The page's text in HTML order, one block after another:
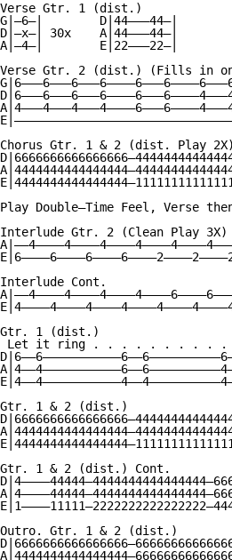
Verse Gtr. 1 (dist.)
G|—6—|        D|44———44—|
D|—x—| 30x    A|44———44—|
A|—4—|        E|22———22—|
Verse Gtr. 2 (dist.) (Fills in
Chorus Gtr. 1 & 2 (dist. Play 2X)
Play Double—Time Feel, Verse
Interlude Gtr. 2 (Clean Play 3X)
Interlude Cont.
Gtr. 1 (dist.)
Let it ring . . . . . . . . .
Gtr. 1 & 2 (dist.)
Gtr. 1 & 2 (dist.) Cont.
Outro. Gtr. 1 & 2 (dist.)